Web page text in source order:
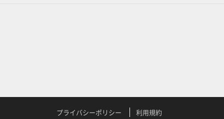
プライバシーポリシー
利用規約